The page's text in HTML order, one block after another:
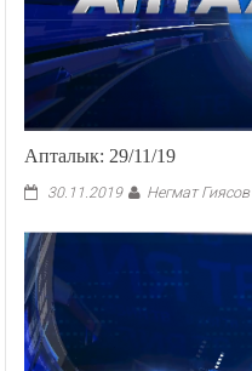
Апталык: 29/11/19
30.11.2019 Негмат Гиясов